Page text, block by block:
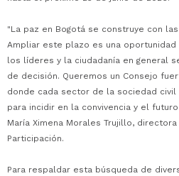
"La paz en Bogotá se construye con
Ampliar este plazo es una
los líderes y la ciudadanía en general
de decisión. Queremos un Consejo
donde cada sector de la sociedad civil
para incidir en la convivencia y el
María Ximena Morales Trujillo,
Participación.
Para respaldar esta búsqueda de